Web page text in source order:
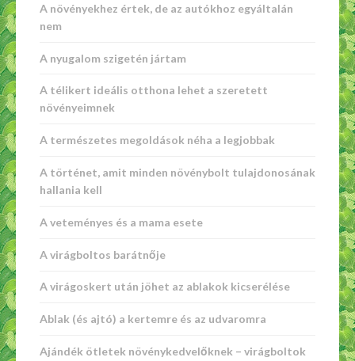
A növényekhez értek, de az autókhoz egyáltalán
nem
A nyugalom szigetén jártam
A télikert ideális otthona lehet a szeretett
növényeimnek
A természetes megoldások néha a legjobbak
A történet, amit minden növénybolt tulajdonosának
hallania kell
A veteményes és a mama esete
A virágboltos barátnője
A virágoskert után jöhet az ablakok kicserélése
Ablak (és ajtó) a kertemre és az udvaromra
Ajándék ötletek növénykedvelőknek – virágboltok